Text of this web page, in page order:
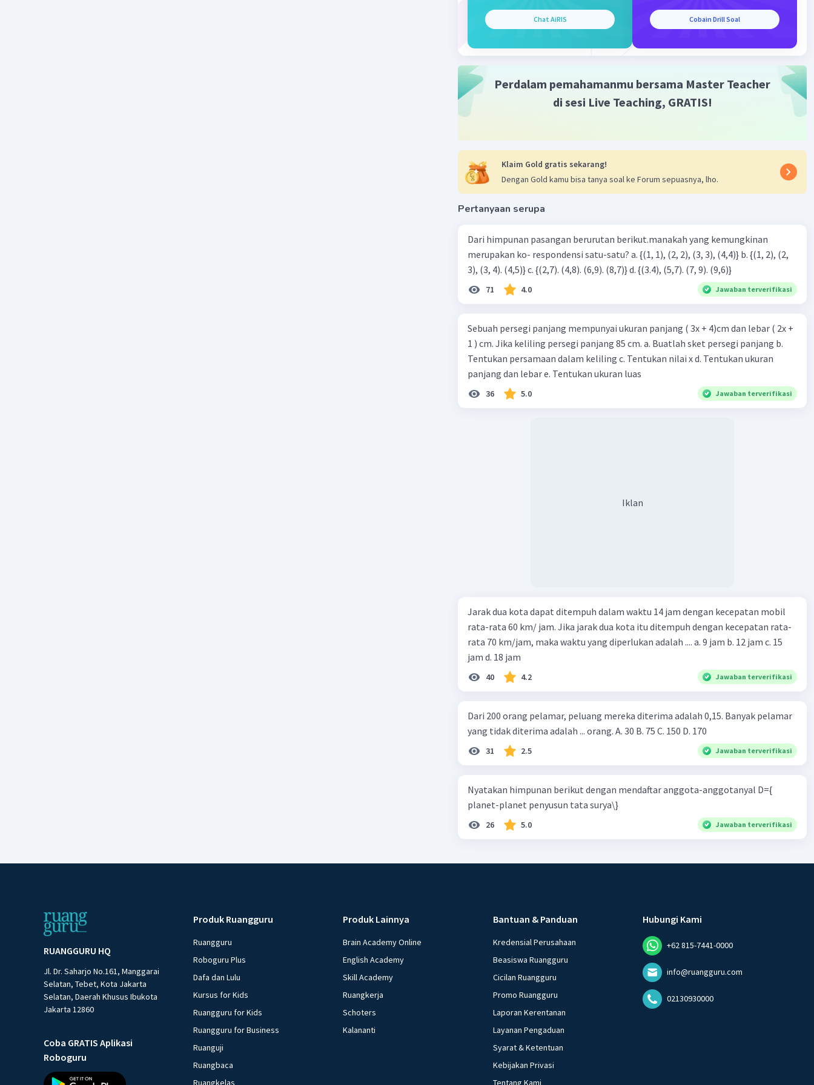
Beri Rating·0.0 Balas
Chat AiRIS Cobain Drill Soal
Perdalam pemahamanmu bersama Master Teacher
di sesi Live Teaching, GRATIS!
Klaim Gold gratis sekarang!
Dengan Gold kamu bisa tanya soal ke Forum sepuasnya, lho.
Pertanyaan serupa
Dari himpunan pasangan berurutan berikut.manakah yang kemungkinan
merupakan ko- respondensi satu-satu? a. {(1, 1), (2, 2), (3, 3), (4,4)} b. {(1, 2), (2,
3), (3, 4). (4,5)} c. {(2,7). (4,8). (6,9). (8,7)} d. {(3.4), (5,7). (7, 9). (9,6)}
71 4.0 Jawaban terverifikasi
Sebuah persegi panjang mempunyai ukuran panjang ( 3x + 4)cm dan lebar ( 2x +
1 ) cm. Jika keliling persegi panjang 85 cm. a. Buatlah sket persegi panjang b.
Tentukan persamaan dalam keliling c. Tentukan nilai x d. Tentukan ukuran
panjang dan lebar e. Tentukan ukuran luas
36 5.0 Jawaban terverifikasi
Iklan
Jarak dua kota dapat ditempuh dalam waktu 14 jam dengan kecepatan mobil
rata-rata 60 km/ jam. Jika jarak dua kota itu ditempuh dengan kecepatan rata-
rata 70 km/jam, maka waktu yang diperlukan adalah .... a. 9 jam b. 12 jam c. 15
jam d. 18 jam
40 4.2 Jawaban terverifikasi
Dari 200 orang pelamar, peluang mereka diterima adalah 0,15. Banyak pelamar
yang tidak diterima adalah ... orang. A. 30 B. 75 C. 150 D. 170
31 2.5 Jawaban terverifikasi
Nyatakan himpunan berikut dengan mendaftar anggota-anggotanyal D={
planet-planet penyusun tata surya\}
26 5.0 Jawaban terverifikasi
RUANGGURU HQ
Jl. Dr. Saharjo No.161, Manggarai
Selatan, Tebet, Kota Jakarta
Selatan, Daerah Khusus Ibukota
Jakarta 12860
Coba GRATIS Aplikasi
Roboguru
Produk Ruangguru
Ruangguru
Roboguru Plus
Dafa dan Lulu
Kursus for Kids
Ruangguru for Kids
Ruangguru for Business
Ruanguji
Ruangbaca
Ruangkelas
Produk Lainnya
Brain Academy Online
English Academy
Skill Academy
Ruangkerja
Schoters
Kalananti
Bantuan & Panduan
Kredensial Perusahaan
Beasiswa Ruangguru
Cicilan Ruangguru
Promo Ruangguru
Laporan Kerentanan
Layanan Pengaduan
Syarat & Ketentuan
Kebijakan Privasi
Tentang Kami
Hubungi Kami
+62 815-7441-0000
info@ruangguru.com
02130930000